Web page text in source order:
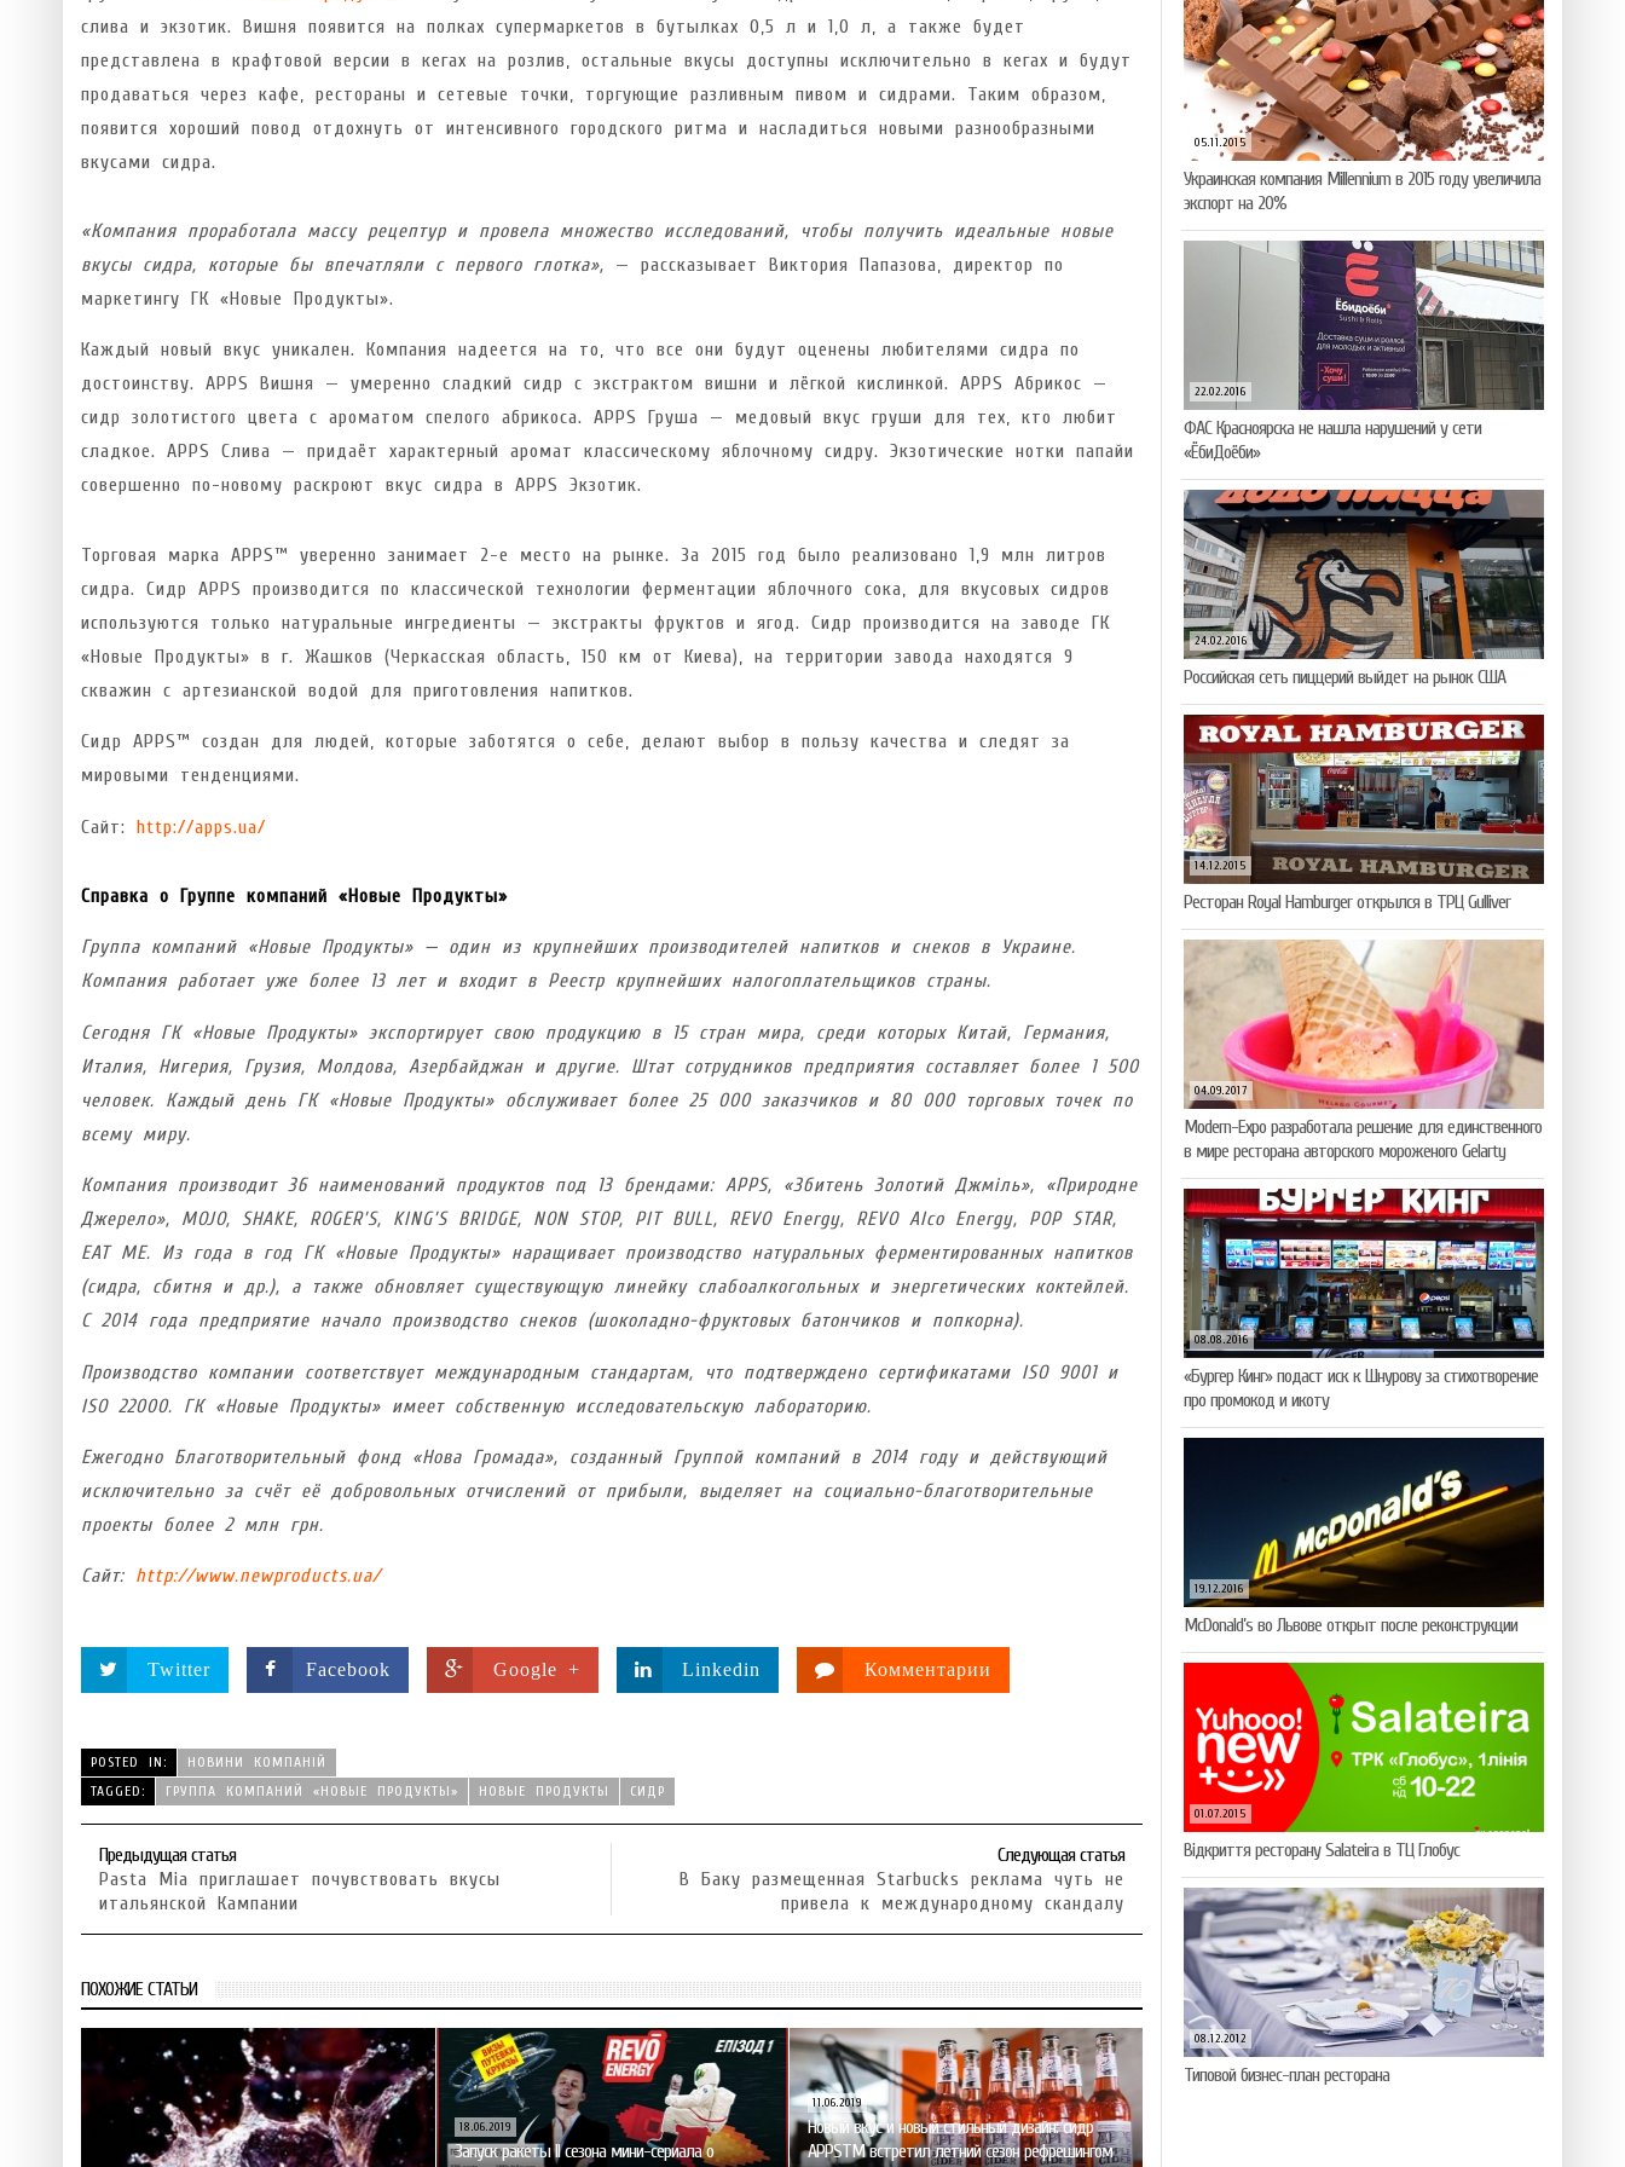
слива и экзотик. Вишня появится на полках супермаркетов в бутылках 0,5 л и 1,0 л, а также будет
представлена в крафтовой версии в кегах на розлив, остальные вкусы доступны исключительно в кегах и будут
продаваться через кафе, рестораны и сетевые точки, торгующие разливным пивом и сидрами. Таким образом,
появится хороший повод отдохнуть от интенсивного городского ритма и насладиться новыми разнообразными
вкусами сидра.
«Компания проработала массу рецептур и провела множество исследований, чтобы получить идеальные новые
вкусы сидра, которые бы впечатляли с первого глотка», — рассказывает Виктория Папазова, директор по
маркетингу ГК «Новые Продукты».
Каждый новый вкус уникален. Компания надеется на то, что все они будут оценены любителями сидра по
достоинству. APPS Вишня — умеренно сладкий сидр с экстрактом вишни и лёгкой кислинкой. APPS Абрикос —
сидр золотистого цвета с ароматом спелого абрикоса. APPS Груша — медовый вкус груши для тех, кто любит
сладкое. APPS Слива — придаёт характерный аромат классическому яблочному сидру. Экзотические нотки папайи
совершенно по-новому раскроют вкус сидра в APPS Экзотик.
Торговая марка APPS™ уверенно занимает 2-е место на рынке. За 2015 год было реализовано 1,9 млн литров
сидра. Сидр APPS производится по классической технологии ферментации яблочного сока, для вкусовых сидров
используются только натуральные ингредиенты — экстракты фруктов и ягод. Сидр производится на заводе ГК
«Новые Продукты» в г. Жашков (Черкасская область, 150 км от Киева), на территории завода находятся 9
скважин с артезианской водой для приготовления напитков.
Сидр APPS™ создан для людей, которые заботятся о себе, делают выбор в пользу качества и следят за
мировыми тенденциями.
Сайт: http://apps.ua/
Справка о Группе компаний «Новые Продукты»
Группа компаний «Новые Продукты» — один из крупнейших производителей напитков и снеков в Украине.
Компания работает уже более 13 лет и входит в Реестр крупнейших налогоплательщиков страны.
Сегодня ГК «Новые Продукты» экспортирует свою продукцию в 15 стран мира, среди которых Китай, Германия,
Италия, Нигерия, Грузия, Молдова, Азербайджан и другие. Штат сотрудников предприятия составляет более 1 500
человек. Каждый день ГК «Новые Продукты» обслуживает более 25 000 заказчиков и 80 000 торговых точек по
всему миру.
Компания производит 36 наименований продуктов под 13 брендами: APPS, «Збитень Золотий Джміль», «Природне
Джерело», MOJO, SHAKE, ROGER’S, KING’S BRIDGE, NON STOP, PIT BULL, REVO Energy, REVO Alco Energy, POP STAR,
EAT ME. Из года в год ГК «Новые Продукты» наращивает производство натуральных ферментированных напитков
(сидра, сбитня и др.), а также обновляет существующую линейку слабоалкогольных и энергетических коктейлей.
С 2014 года предприятие начало производство снеков (шоколадно-фруктовых батончиков и попкорна).
Производство компании соответствует международным стандартам, что подтверждено сертификатами ISO 9001 и
ISO 22000. ГК «Новые Продукты» имеет собственную исследовательскую лабораторию.
Ежегодно Благотворительный фонд «Нова Громада», созданный Группой компаний в 2014 году и действующий
исключительно за счёт её добровольных отчислений от прибыли, выделяет на социально-благотворительные
проекты более 2 млн грн.
Сайт: http://www.newproducts.ua/
Twitter Facebook Google + Linkedin Комментарии
POSTED IN:
НОВИНИ КОМПАНІЙ
TAGGED:
ГРУППА КОМПАНИЙ «НОВЫЕ ПРОДУКТЫ» НОВЫЕ ПРОДУКТЫ СИДР
Предыдущая статья
Pasta Mia приглашает почувствовать вкусы
итальянской Кампании
Следующая статья
В Баку размещенная Starbucks реклама чуть не
привела к международному скандалу
ПОХОЖИЕ СТАТЬИ
18.06.2019
Запуск ракеты II сезона мини-сериала о
11.06.2019
Новый вкус и новый стильный дизайн: сидр
APPSTM встретил летний сезон рефрешингом
05.11.2015
Украинская компания Millennium в 2015 году увеличила
экспорт на 20%
22.02.2016
ФАС Красноярска не нашла нарушений у сети
«ЁбиДоёби»
24.02.2016
Российская сеть пиццерий выйдет на рынок США
14.12.2015
Ресторан Royal Hamburger открылся в ТРЦ Gulliver
04.09.2017
Modern-Expo разработала решение для единственного
в мире ресторана авторского мороженого Gelarty
08.08.2016
«Бургер Кинг» подаст иск к Шнурову за стихотворение
про промокод и икоту
19.12.2016
McDonald’s во Львове открыт после реконструкции
01.07.2015
Відкриття ресторану Salateirа в ТЦ Глобус
08.12.2012
Типовой бизнес-план ресторана